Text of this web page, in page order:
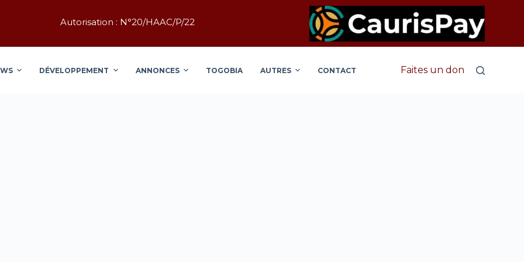
Autorisation : N°20/HAAC/P/22
DÉVELOPPEMENT ANNONCES TOGOBIA AUTRES CONTACT Faites un don